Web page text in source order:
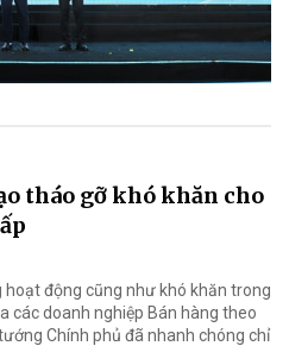
tháo gỡ khó khăn cho
động cũng như khó khăn trong
các doanh nghiệp Bán hàng theo
Chính phủ đã nhanh chóng chỉ